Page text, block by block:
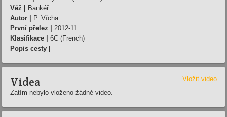
Věž |
Bankéř
Autor |
P. Vícha
První přelez |
2012-11
Klasifikace |
6C (French)
Popis cesty |
Videa
Vložit video
Zatím nebylo vloženo žádné video.